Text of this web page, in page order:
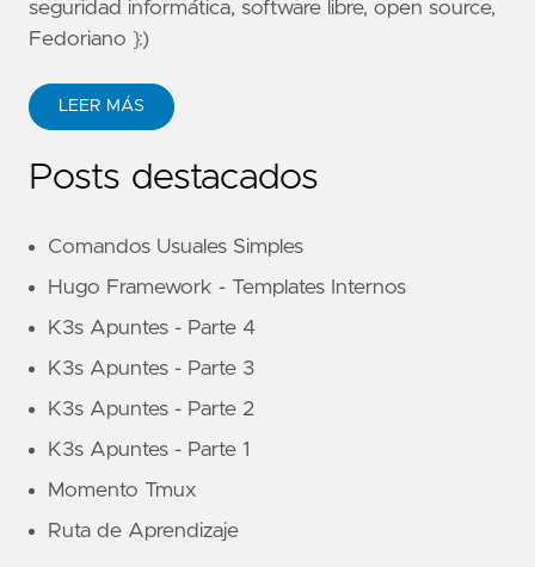
seguridad informática, software libre, open source,
Fedoriano }:)
LEER MÁS
Posts destacados
Comandos Usuales Simples
Hugo Framework - Templates Internos
K3s Apuntes - Parte 4
K3s Apuntes - Parte 3
K3s Apuntes - Parte 2
K3s Apuntes - Parte 1
Momento Tmux
Ruta de Aprendizaje